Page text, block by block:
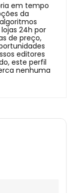
em tempo
da
24h por
de preço,
editores
este perfil
nenhuma